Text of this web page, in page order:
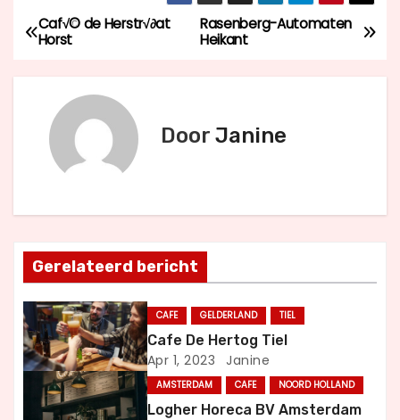
B
e
h
t
n
a
v
Rasenberg-Automaten
Heikant
Caf√© de Herstr√∂at
Horst
Door Janine
Gerelateerd bericht
CAFE GELDERLAND TIEL
Cafe De Hertog Tiel
Apr 1, 2023 Janine
AMSTERDAM CAFE NOORD HOLLAND
Logher Horeca BV Amsterdam